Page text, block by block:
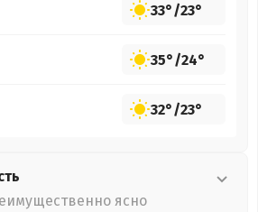
33°/23°
35°/24°
32°/23°
ясно